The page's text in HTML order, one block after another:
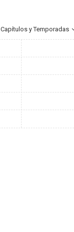
Capítulos y Temporadas